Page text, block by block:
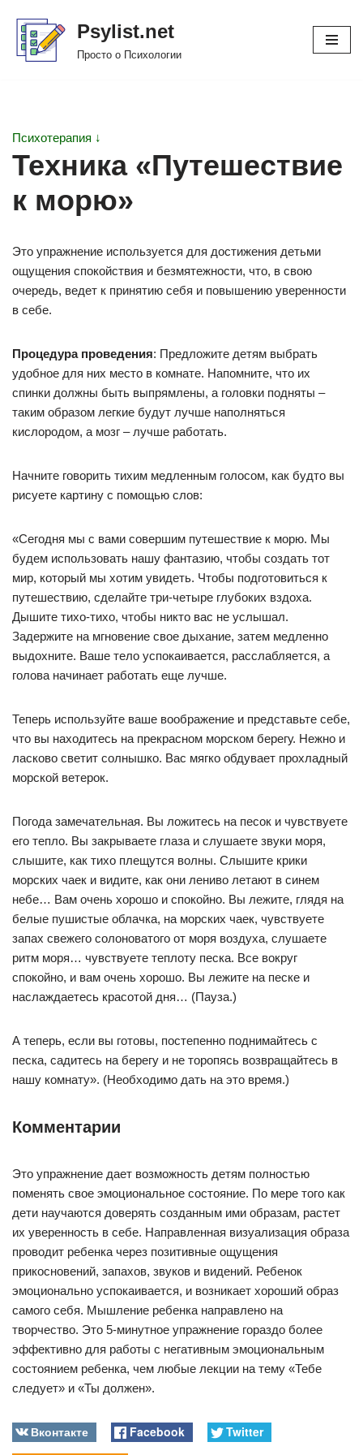
Перейти
Psylist.net
Просто о Психологии
Психотерапия ↓
Техника «Путешествие
к морю»
Это упражнение используется для достижения детьми
ощущения спокойствия и безмятежности, что, в свою
очередь, ведет к принятию себя и повышению уверенности
в себе.
Процедура проведения: Предложите детям выбрать
удобное для них место в комнате. Напомните, что их
спинки должны быть выпрямлены, а головки подняты –
таким образом легкие будут лучше наполняться
кислородом, а мозг – лучше работать.
Начните говорить тихим медленным голосом, как будто вы
рисуете картину с помощью слов:
«Сегодня мы с вами совершим путешествие к морю. Мы
будем использовать нашу фантазию, чтобы создать тот
мир, который мы хотим увидеть. Чтобы подготовиться к
путешествию, сделайте три-четыре глубоких вздоха.
Дышите тихо-тихо, чтобы никто вас не услышал.
Задержите на мгновение свое дыхание, затем медленно
выдохните. Ваше тело успокаивается, расслабляется, а
голова начинает работать еще лучше.
Теперь используйте ваше воображение и представьте себе,
что вы находитесь на прекрасном морском берегу. Нежно и
ласково светит солнышко. Вас мягко обдувает прохладный
морской ветерок.
Погода замечательная. Вы ложитесь на песок и чувствуете
его тепло. Вы закрываете глаза и слушаете звуки моря,
слышите, как тихо плещутся волны. Слышите крики
морских чаек и видите, как они лениво летают в синем
небе… Вам очень хорошо и спокойно. Вы лежите, глядя на
белые пушистые облачка, на морских чаек, чувствуете
запах свежего солоноватого от моря воздуха, слушаете
ритм моря… чувствуете теплоту песка. Все вокруг
спокойно, и вам очень хорошо. Вы лежите на песке и
наслаждаетесь красотой дня… (Пауза.)
А теперь, если вы готовы, постепенно поднимайтесь с
песка, садитесь на берегу и не торопясь возвращайтесь в
нашу комнату». (Необходимо дать на это время.)
Комментарии
Это упражнение дает возможность детям полностью
поменять свое эмоциональное состояние. По мере того как
дети научаются доверять созданным ими образам, растет
их уверенность в себе. Направленная визуализация образа
проводит ребенка через позитивные ощущения
прикосновений, запахов, звуков и видений. Ребенок
эмоционально успокаивается, и возникает хороший образ
самого себя. Мышление ребенка направлено на
творчество. Это 5-минутное упражнение гораздо более
эффективно для работы с негативным эмоциональным
состоянием ребенка, чем любые лекции на тему «Тебе
следует» и «Ты должен».
Вконтакте Facebook
Twitter